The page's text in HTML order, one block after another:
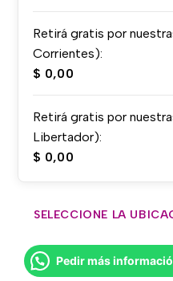
Retirá gratis por
Corrientes):
$ 0,00
Retirá gratis por
Libertador):
$ 0,00
SELECCIONE LA
Pedir más